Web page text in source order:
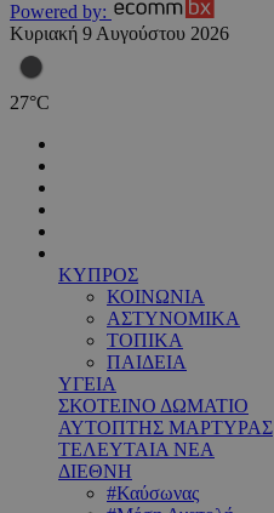
Powered by:
Κυριακή 9 Αυγούστου 2026
27°C
ΚΥΠΡΟΣ
ΚΟΙΝΩΝΙΑ
ΑΣΤΥΝΟΜΙΚΑ
ΤΟΠΙΚΑ
ΠΑΙΔΕΙΑ
ΥΓΕΙΑ
ΣΚΟΤΕΙΝΟ ΔΩΜΑΤΙΟ
ΑΥΤΟΠΤΗΣ ΜΑΡΤΥΡΑΣ
ΤΕΛΕΥΤΑΙΑ ΝΕΑ
ΔΙΕΘΝΗ
#Καύσωνας